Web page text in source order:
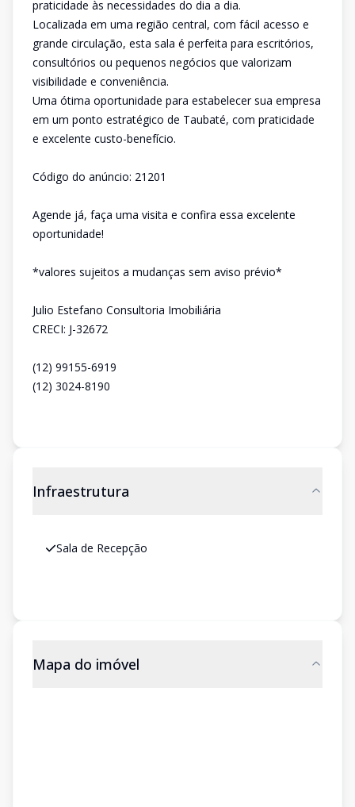
praticidade às necessidades do dia a dia.
Localizada em uma região central, com fácil acesso e
grande circulação, esta sala é perfeita para escritórios,
consultórios ou pequenos negócios que valorizam
visibilidade e conveniência.
Uma ótima oportunidade para estabelecer sua empresa
em um ponto estratégico de Taubaté, com praticidade
e excelente custo-benefício.
Código do anúncio: 21201
Agende já, faça uma visita e confira essa excelente
oportunidade!
*valores sujeitos a mudanças sem aviso prévio*
Julio Estefano Consultoria Imobiliária
CRECI: J-32672
(12) 99155-6919
(12) 3024-8190
Infraestrutura
Sala de Recepção
Mapa do imóvel